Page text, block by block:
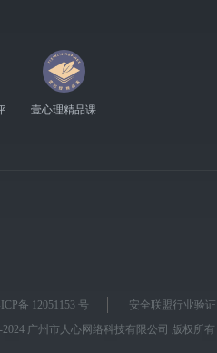
壹心理精品课
备 12051153 号 安全联盟行业验证
2024 广州市人心网络科技有限公司 版权所有